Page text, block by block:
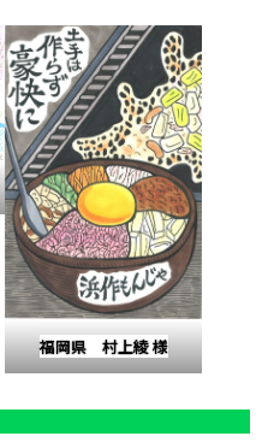
福岡県 村上綾 様